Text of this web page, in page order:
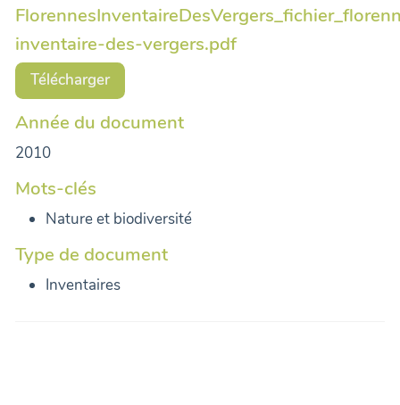
inventaire-des-vergers.pdf
Télécharger
Année du document
2010
Mots-clés
Nature et biodiversité
Type de document
Inventaires